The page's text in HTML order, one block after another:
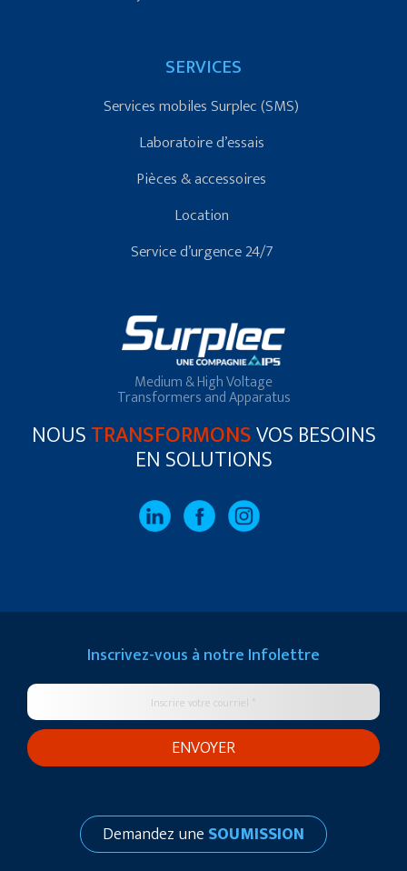
SERVICES
Services mobiles Surplec (SMS)
Laboratoire d’essais
Pièces & accessoires
Location
Service d’urgence 24/7
Medium & High Voltage
Transformers and Apparatus
NOUSTRANSFORMONSVOS BESOINS
EN SOLUTIONS
Inscrivez-vous à notre Infolettre
Demandez une SOUMISSION